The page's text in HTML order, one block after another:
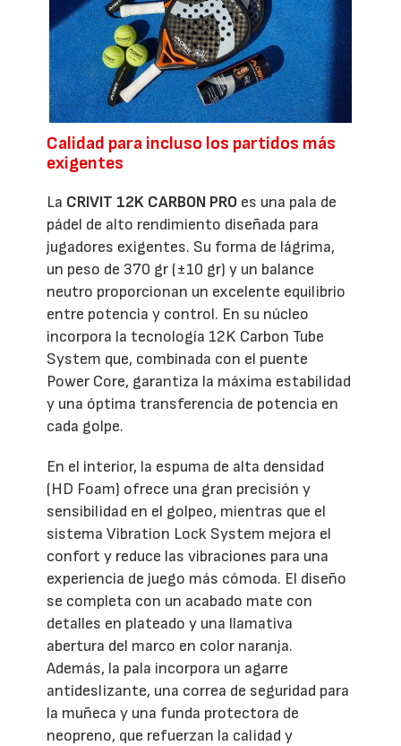
Calidad para incluso los partidos más
exigentes
La CRIVIT 12K CARBON PRO es una pala de
pádel de alto rendimiento diseñada para
jugadores exigentes. Su forma de lágrima,
un peso de 370 gr (±10 gr) y un balance
neutro proporcionan un excelente equilibrio
entre potencia y control. En su núcleo
incorpora la tecnología 12K Carbon Tube
System que, combinada con el puente
Power Core, garantiza la máxima estabilidad
y una óptima transferencia de potencia en
cada golpe.
En el interior, la espuma de alta densidad
(HD Foam) ofrece una gran precisión y
sensibilidad en el golpeo, mientras que el
sistema Vibration Lock System mejora el
confort y reduce las vibraciones para una
experiencia de juego más cómoda. El diseño
se completa con un acabado mate con
detalles en plateado y una llamativa
abertura del marco en color naranja.
Además, la pala incorpora un agarre
antideslizante, una correa de seguridad para
la muñeca y una funda protectora de
neopreno, que refuerzan la calidad y